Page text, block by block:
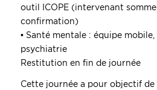
outil ICOPE (intervenant
confirmation)
• Santé mentale : équipe
psychiatrie
Restitution en fin de journée
Cette journée a pour objectif de